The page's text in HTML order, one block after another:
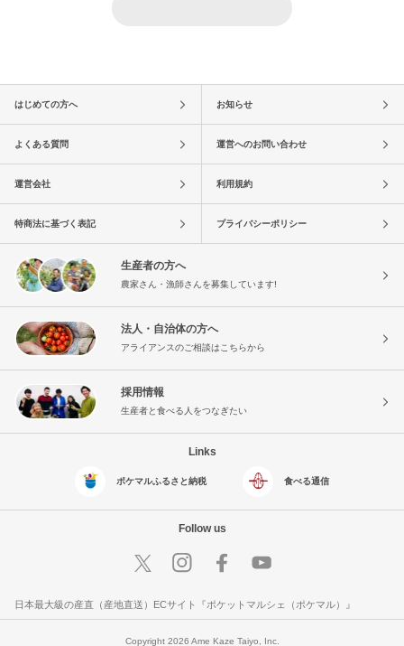
はじめての方へ お知らせ
よくある質問 運営へのお問い合わせ
運営会社 利用規約
特商法に基づく表記 プライバシーポリシー
生産者の方へ
農家さん・漁師さんを募集しています!
法人・自治体の方へ
アライアンスのご相談はこちらから
採用情報
生産者と食べる人をつなぎたい
Links
ポケマルふるさと納税 食べる通信
Follow us
日本最大級の産直（産地直送）ECサイト『ポケットマルシェ（ポケマル）』
Copyright 2026 Ame Kaze Taiyo, Inc.